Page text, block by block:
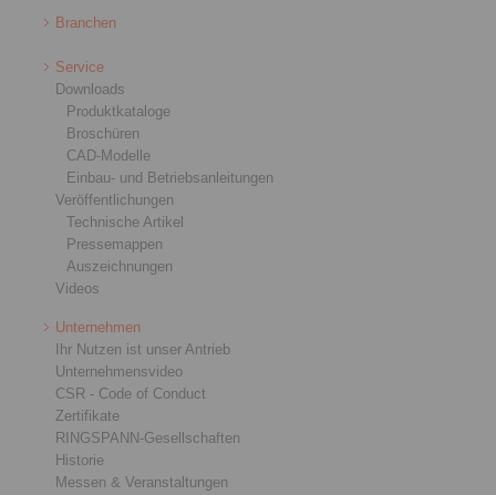
Branchen
Service
Downloads
Produktkataloge
Broschüren
CAD-Modelle
Einbau- und Betriebsanleitungen
Veröffentlichungen
Technische Artikel
Pressemappen
Auszeichnungen
Videos
Unternehmen
Ihr Nutzen ist unser Antrieb
Unternehmensvideo
CSR - Code of Conduct
Zertifikate
RINGSPANN-Gesellschaften
Historie
Messen & Veranstaltungen